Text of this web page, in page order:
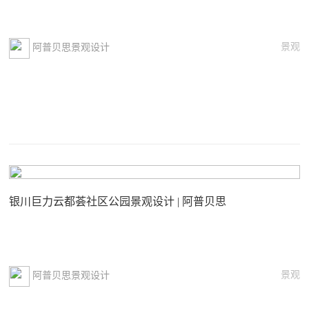
阿普贝思景观设计 景观
银川巨力云都荟社区公园景观设计 | 阿普贝思
阿普贝思景观设计 景观